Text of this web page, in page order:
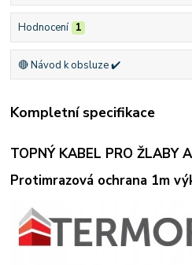
Hodnocení 1
🔴 Návod k obsluze ✔️
Kompletní specifikace
TOPNÝ KABEL PRO ŽLABY
Protimrazová ochrana 1m